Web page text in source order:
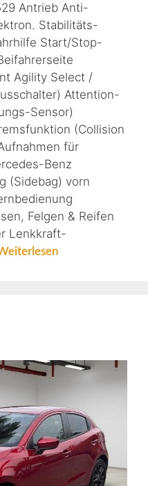
Antrieb Anti-
Stabilitäts-
Start/Stop-
Agility Select /
Attention-
Sensor)
(Collision
für
Benz
(Sidebag) vorn
Felgen & Reifen
Lenkkraft-